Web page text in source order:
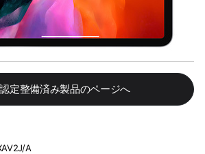
定整備済み製品のページへ
A